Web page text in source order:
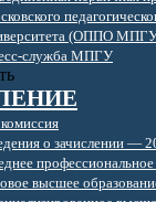
(ОППО
служба МПГУ
о зачислении —
профессиональное
высшее